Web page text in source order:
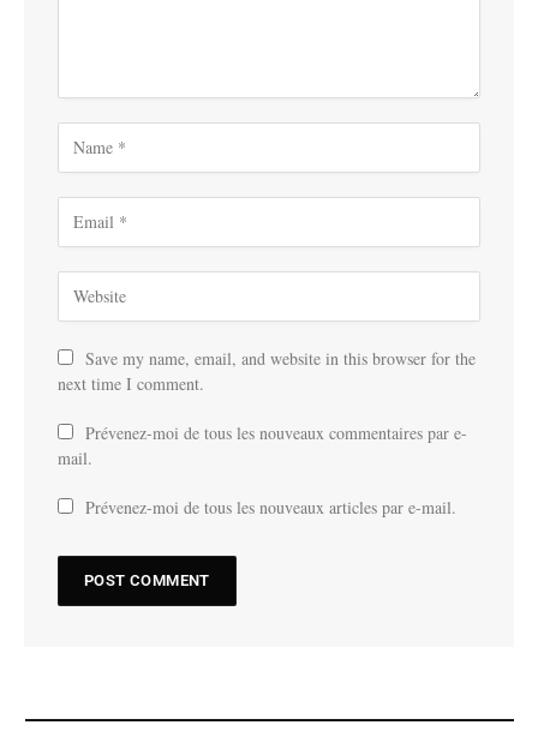
Save my name, email, and website in this browser for the
next time I comment.
Prévenez-moi de tous les nouveaux commentaires par e-
mail.
Prévenez-moi de tous les nouveaux articles par e-mail.